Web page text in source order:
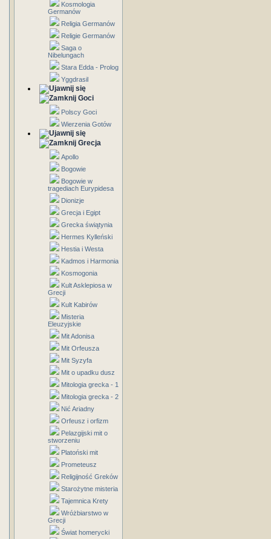
Kosmologia
Germanów
Religia Germanów
Religie Germanów
Saga o
Nibelungach
Stara Edda - Prolog
Yggdrasil
Goci
Polscy Goci
Wierzenia Gotów
Grecja
Apollo
Bogowie
Bogowie w
tragediach Eurypidesa
Dionizje
Grecja i Egipt
Grecka świątynia
Hermes Kylleński
Hestia i Westa
Kadmos i Harmonia
Kosmogonia
Kult Asklepiosa w
Grecji
Kult Kabirów
Misteria
Eleuzyjskie
Mit Adonisa
Mit Orfeusza
Mit Syzyfa
Mit o upadku dusz
Mitologia grecka - 1
Mitologia grecka - 2
Nić Ariadny
Orfeusz i orfizm
Pelazgijski mit o
stworzeniu
Platoński mit
Prometeusz
Religijność Greków
Starożytne misteria
Tajemnica Krety
Wróżbiarstwo w
Grecji
Świat homerycki